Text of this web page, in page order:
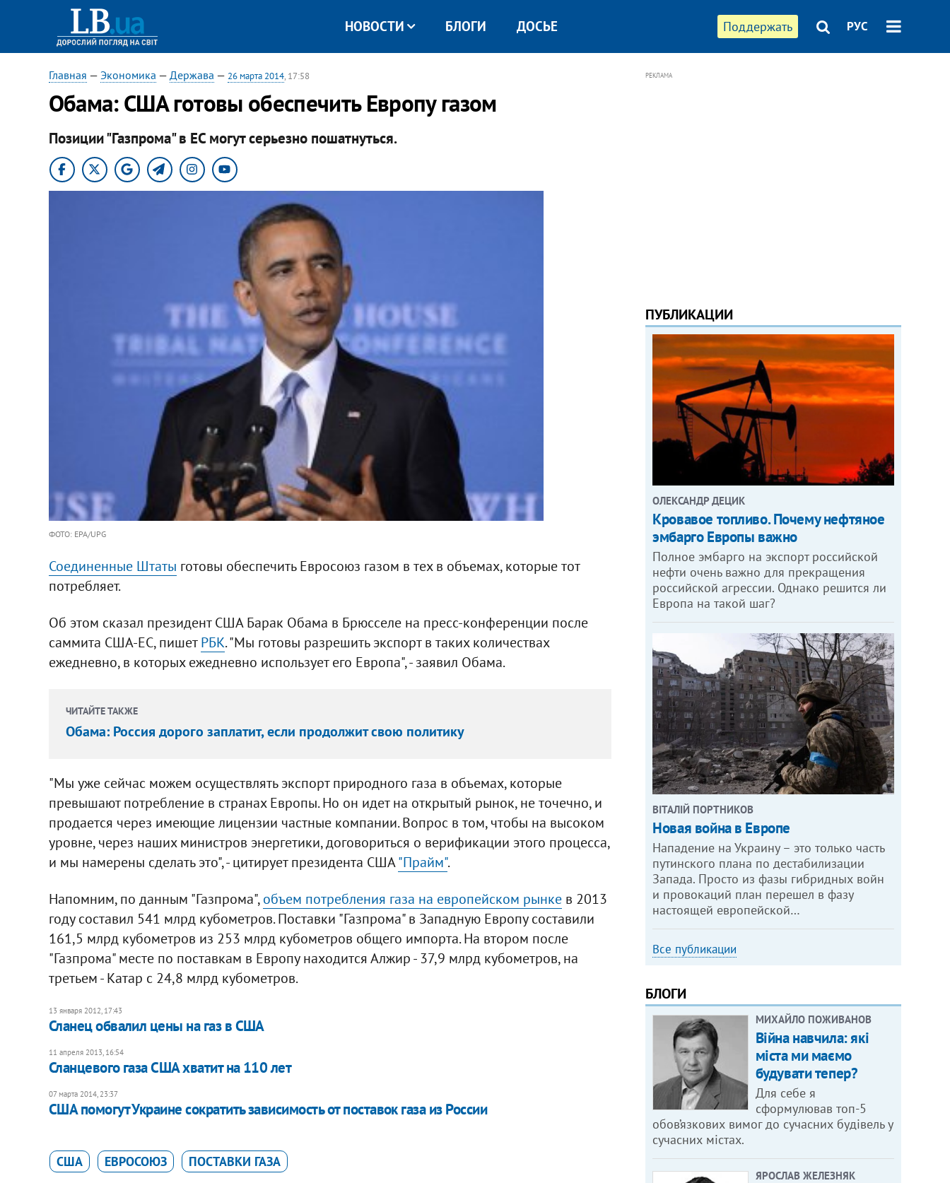
Поддержать РУС
НОВОСТИ БЛОГИ ДОСЬЕ
Главная — Экономика — Держава — 26 марта 2014, 17:58
Обама: США готовы обеспечить Европу газом
Позиции "Газпрома" в ЕС могут серьезно пошатнуться.
ФОТО: EPA/UPG
Соединенные Штаты готовы обеспечить Евросоюз газом в тех в объемах, которые тот
потребляет.
Об этом сказал президент США Барак Обама в Брюсселе на пресс-конференции после
саммита США-ЕС, пишетРБК. "Мы готовы разрешить экспорт в таких количествах
ежедневно, в которых ежедневно использует его Европа", - заявил Обама.
ЧИТАЙТЕ ТАКЖЕ
Обама: Россия дорого заплатит, если продолжит свою политику
"Мы уже сейчас можем осуществлять экспорт природного газа в объемах, которые
превышают потребление в странах Европы. Но он идет на открытый рынок, не точечно, и
продается через имеющие лицензии частные компании. Вопрос в том, чтобы на высоком
уровне, через наших министров энергетики, договориться о верификации этого процесса,
и мы намерены сделать это", - цитирует президента США"Прайм".
Напомним, по данным "Газпрома",объем потребления газа на европейском рынкев 2013
году составил 541 млрд кубометров. Поставки "Газпрома" в Западную Европу составили
161,5 млрд кубометров из 253 млрд кубометров общего импорта. На втором после
"Газпрома" месте по поставкам в Европу находится Алжир - 37,9 млрд кубометров, на
третьем - Катар с 24,8 млрд кубометров.
13 января 2012, 17:43
Сланец обвалил цены на газ в США
11 апреля 2013, 16:54
Сланцевого газа США хватит на 110 лет
07 марта 2014, 23:37
США помогут Украине сократить зависимость от поставок газа из России
США ЕВРОСОЮЗ ПОСТАВКИ ГАЗА
РЕКЛАМА
ПУБЛИКАЦИИ
ОЛЕКСАНДР ДЕЦИК
Кровавое топливо. Почему нефтяное
эмбарго Европы важно
Полное эмбарго на экспорт российской
нефти очень важно для прекращения
российской агрессии. Однако решится ли
Европа на такой шаг?
ВІТАЛІЙ ПОРТНИКОВ
Новая война в Европе
Нападение на Украину – это только часть
путинского плана по дестабилизации
Запада. Просто из фазы гибридных войн
и провокаций план перешел в фазу
настоящей европейской…
Все публикации
БЛОГИ
МИХАЙЛО ПОЖИВАНОВ
Війна навчила: які
міста ми маємо
будувати тепер?
Для себе я
сформулював топ-5
обов’язкових вимог до сучасних будівель у
сучасних містах.
ЯРОСЛАВ ЖЕЛЕЗНЯК